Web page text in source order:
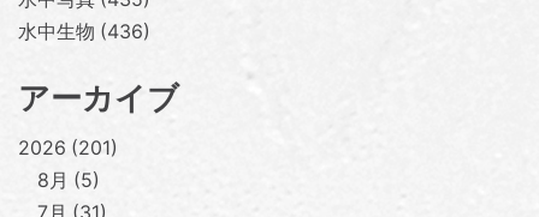
水中生物 436
アーカイブ
2026 201
8月
5
7月
31